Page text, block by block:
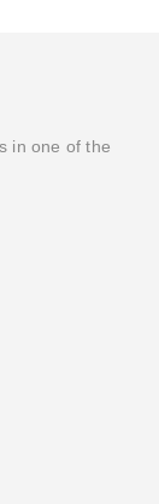
in one of the